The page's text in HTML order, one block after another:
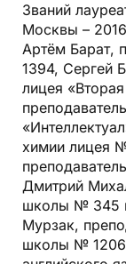
Званий
Москвы –
Артём Барат,
1394, Сергей
лицея
химии лицея
Дмитрий
школы № 345
Мурзак,
школы № 1206,